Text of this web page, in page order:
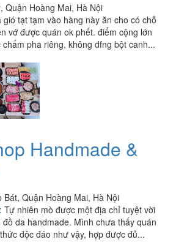
Quận Hoàng Mai, Hà Nội
gió tạt tạm vào hàng này ăn cho có chỗ
vớ được quán ok phết. điểm cộng lớn
pha riêng, không dfng bột canh...
Handmade &
Bát, Quận Hoàng Mai, Hà Nội
: Tự nhiên mò được một địa chỉ tuyệt vời
da handmade. Mình chưa thấy quán
độc đáo như vậy, hợp được đủ...